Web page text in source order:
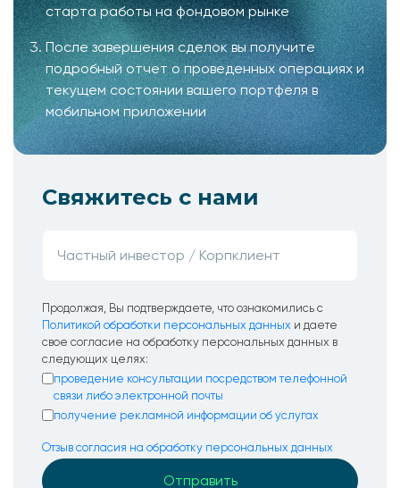
старта работы на фондовом рынке
После завершения сделок вы получите
подробный отчет о проведенных операциях и
текущем состоянии вашего портфеля в
мобильном приложении
Свяжитесь с нами
Продолжая, Вы подтверждаете, что ознакомились с
Политикой обработки персональных данных и даете
свое согласие на обработку персональных данных в
следующих целях:
проведение консультации посредством телефонной
связи либо электронной почты
получение рекламной информации об услугах
Отзыв согласия на обработку персональных данных